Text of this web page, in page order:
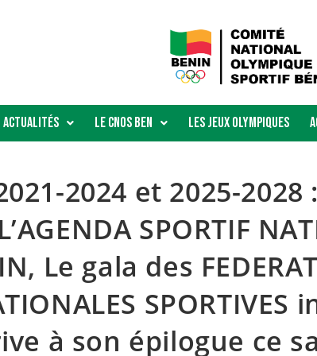
Actualités Le Cnos Ben Les Jeux Olympiques
2024 et 2025-2028
SPORTIF
Le gala des
à son épilogue ce